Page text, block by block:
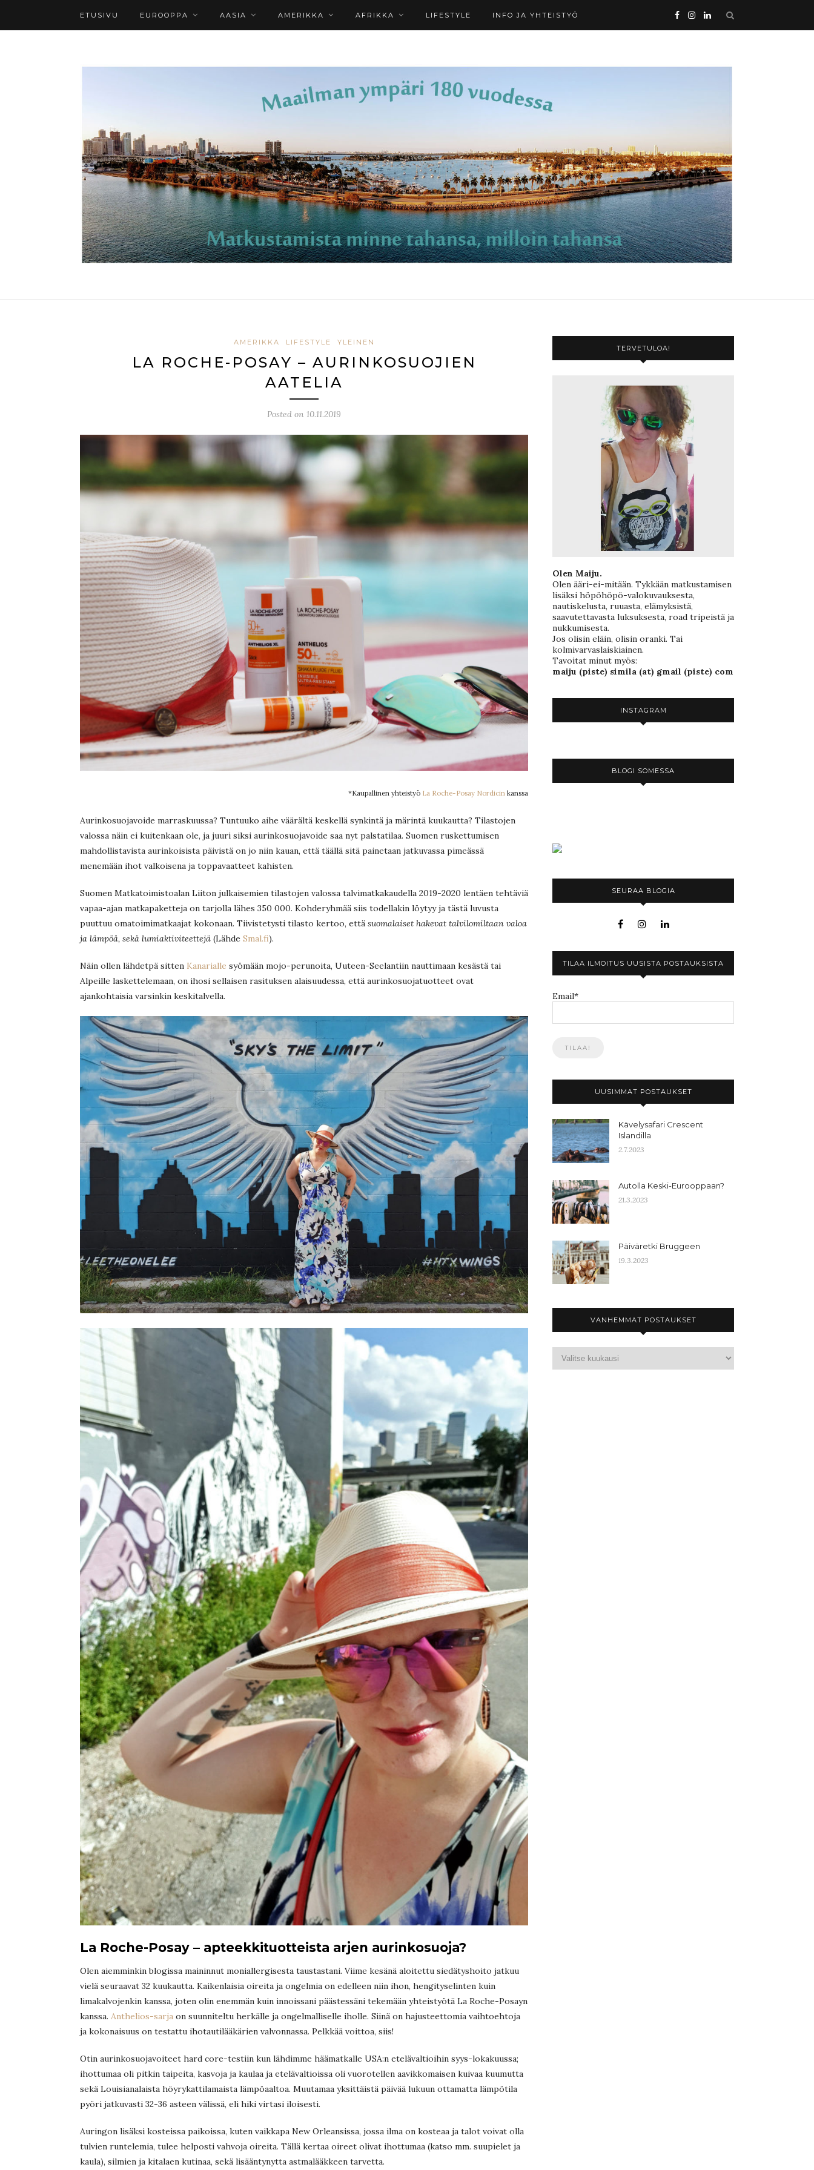
ETUSIVU EUROOPPA AASIA AMERIKKA AFRIKKA LIFESTYLE INFO JA YHTEISTYÖ
AMERIKKA LIFESTYLE YLEINEN
LA ROCHE-POSAY – AURINKOSUOJIEN
AATELIA
Posted on 10.11.2019
*Kaupallinen yhteistyö La Roche-Posay Nordicin kanssa
Aurinkosuojavoide marraskuussa? Tuntuuko aihe väärältä keskellä synkintä ja märintä kuukautta? Tilastojen
valossa näin ei kuitenkaan ole, ja juuri siksi aurinkosuojavoide saa nyt palstatilaa. Suomen ruskettumisen
mahdollistavista aurinkoisista päivistä on jo niin kauan, että täällä sitä painetaan jatkuvassa pimeässä
menemään ihot valkoisena ja toppavaatteet kahisten.
Suomen Matkatoimistoalan Liiton julkaisemien tilastojen valossa talvimatkakaudella 2019-2020 lentäen tehtäviä
vapaa-ajan matkapaketteja on tarjolla lähes 350 000. Kohderyhmää siis todellakin löytyy ja tästä luvusta
puuttuu omatoimimatkaajat kokonaan. Tiivistetysti tilasto kertoo, että suomalaiset hakevat talvilomiltaan valoa
ja lämpöä, sekä lumiaktiviteettejä (Lähde Smal.fi).
Näin ollen lähdetpä sitten Kanarialle syömään mojo-perunoita, Uuteen-Seelantiin nauttimaan kesästä tai
Alpeille laskettelemaan, on ihosi sellaisen rasituksen alaisuudessa, että aurinkosuojatuotteet ovat
ajankohtaisia varsinkin keskitalvella.
La Roche-Posay – apteekkituotteista arjen aurinkosuoja?
Olen aiemminkin blogissa maininnut moniallergisesta taustastani. Viime kesänä aloitettu siedätyshoito jatkuu
vielä seuraavat 32 kuukautta. Kaikenlaisia oireita ja ongelmia on edelleen niin ihon, hengityselinten kuin
limakalvojenkin kanssa, joten olin enemmän kuin innoissani päästessäni tekemään yhteistyötä La Roche-Posayn
kanssa. Anthelios-sarja on suunniteltu herkälle ja ongelmalliselle iholle. Siinä on hajusteettomia vaihtoehtoja
ja kokonaisuus on testattu ihotautilääkärien valvonnassa. Pelkkää voittoa, siis!
Otin aurinkosuojavoiteet hard core-testiin kun lähdimme häämatkalle USA:n etelävaltioihin syys-lokakuussa;
ihottumaa oli pitkin taipeita, kasvoja ja kaulaa ja etelävaltioissa oli vuorotellen aavikkomaisen kuivaa kuumutta
sekä Louisianalaista höyrykattilamaista lämpöaaltoa. Muutamaa yksittäistä päivää lukuun ottamatta lämpötila
pyöri jatkuvasti 32-36 asteen välissä, eli hiki virtasi iloisesti.
Auringon lisäksi kosteissa paikoissa, kuten vaikkapa New Orleansissa, jossa ilma on kosteaa ja talot voivat olla
tulvien runtelemia, tulee helposti vahvoja oireita. Tällä kertaa oireet olivat ihottumaa (katso mm. suupielet ja
kaula), silmien ja kitalaen kutinaa, sekä lisääntynytta astmalääkkeen tarvetta.
TERVETULOA!
Olen Maiju.
Olen ääri-ei-mitään. Tykkään matkustamisen
lisäksi höpöhöpö-valokuvauksesta,
nautiskelusta, ruuasta, elämyksistä,
saavutettavasta luksuksesta, road tripeistä ja
nukkumisesta.
Jos olisin eläin, olisin oranki. Tai
kolmivarvaslaiskiainen.
Tavoitat minut myös:
maiju (piste) simila (at) gmail (piste) com
INSTAGRAM
BLOGI SOMESSA
SEURAA BLOGIA
TILAA ILMOITUS UUSISTA POSTAUKSISTA
Email*
UUSIMMAT POSTAUKSET
Kävelysafari Crescent
Islandilla
2.7.2023
Autolla Keski-Eurooppaan?
21.3.2023
Päiväretki Bruggeen
19.3.2023
VANHEMMAT POSTAUKSET